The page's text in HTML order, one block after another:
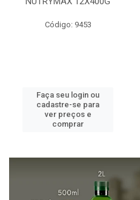
Código: 9453
Faça seu login ou
cadastre-se para
ver preços e
comprar